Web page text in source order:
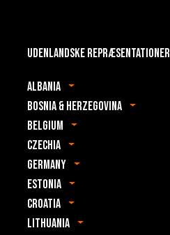
Udenlandske repræsentationer
Albania
Bosnia & Herzegovina
Belgium
Czechia
Germany
Estonia
Croatia
Lithuania